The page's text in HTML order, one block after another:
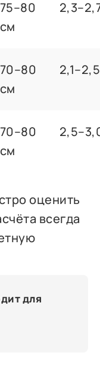
75–80
см
70–80
см
70–80
см
оценить
всегда
для